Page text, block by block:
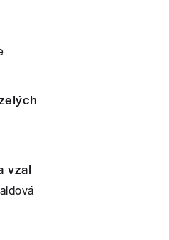
vzal